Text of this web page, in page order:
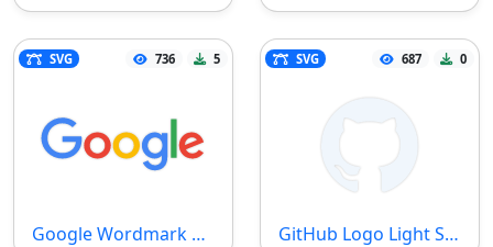
SVG 736 5
Google Wordmark SVG Dosyası
SVG 687 0
GitHub Logo Light SVG Dosyası